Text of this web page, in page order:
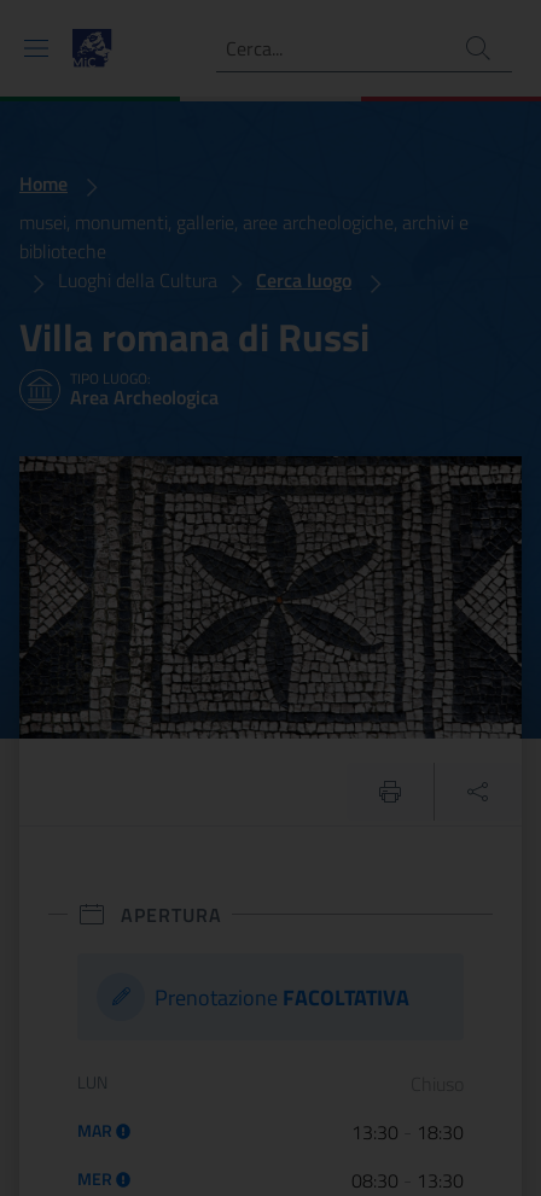
Ricerca
Home
musei, monumenti, gallerie, aree archeologiche, archivi e
biblioteche
Luoghi della Cultura
Cerca luogo
Villa romana di Russi
TIPO LUOGO:
Area Archeologica
Villa romana di Russi
APERTURA
Prenotazione FACOLTATIVA
Orario di apertura:
LUN
MAR 13:30 18:30
MER 08:30 13:30